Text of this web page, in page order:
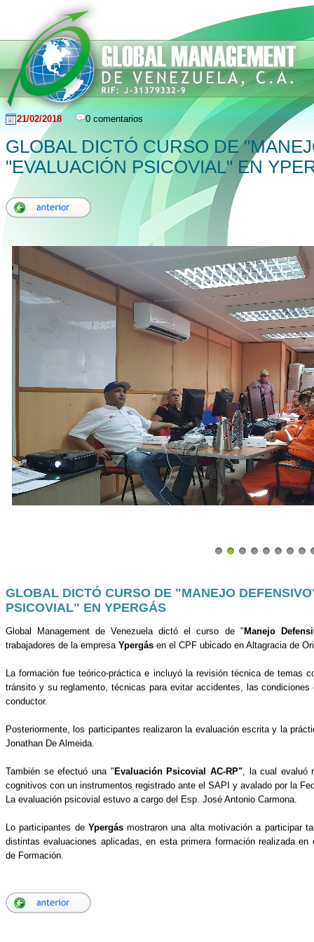
21/02/2018 0 comentarios
GLOBAL DICTÓ CURSO DE
"EVALUACIÓN PSICOVIAL" EN
GLOBAL DICTÓ CURSO DE "MANEJO
PSICOVIAL" EN YPERGÁS
Global Management de Venezuela dictó el curso de "Manejo
trabajadores de la empresa Ypergás en el CPF ubicado en Altagracia de
La formación fue teórico-práctica e incluyó la revisión técnica de temas
tránsito y su reglamento, técnicas para evitar accidentes, las
conductor.
Posteriormente, los participantes realizaron la evaluación escrita y la
Jonathan De Almeida.
También se efectuó una "Evaluación Psicovial AC-RP", la cual evaluó
cognitivos con un instrumentos registrado ante el SAPI y avalado por la
La evaluación psicovial estuvo a cargo del Esp. José Antonio Carmona.
Lo participantes de Ypergásmostraron una alta motivación a participar
distintas evaluaciones aplicadas, en esta primera formación realizada en
de Formación.